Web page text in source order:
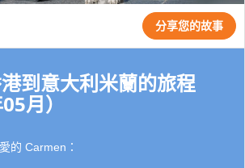
分享您的故事
到意大利米蘭的旅程
月）
的 Carmen：